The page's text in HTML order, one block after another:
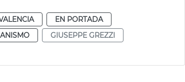
EN PORTADA
GIUSEPPE GREZZI